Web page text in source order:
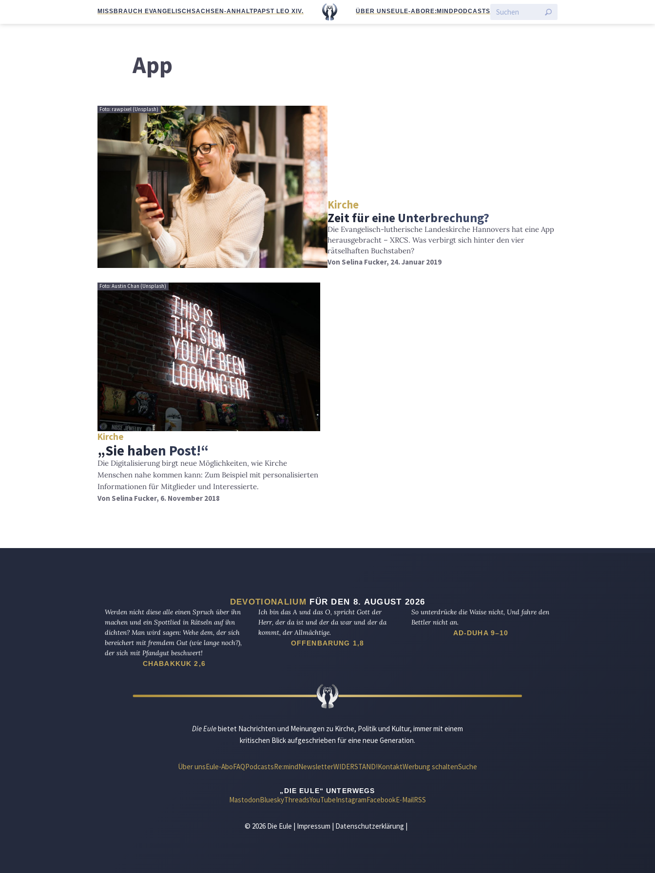
MISSBRAUCH EVANGELISCHSACHSEN-ANHALTPAPST LEO XIV. ÜBER UNS EULE-ABO RE:MIND PODCASTS
App
Foto: rawpixel (Unsplash)
Kirche
Zeit für eine Unterbrechung?
Die Evangelisch-lutherische Landeskirche Hannovers hat eine App
herausgebracht – XRCS. Was verbirgt sich hinter den vier
rätselhaften Buchstaben?
Von Selina Fucker, 24. Januar 2019
Foto: Austin Chan (Unsplash)
Kirche
„Sie haben Post!“
Die Digitalisierung birgt neue Möglichkeiten, wie Kirche
Menschen nahe kommen kann: Zum Beispiel mit personalisierten
Informationen für Mitglieder und Interessierte.
Von Selina Fucker, 6. November 2018
DEVOTIONALIUM FÜR DEN 8. AUGUST 2026
Werden nicht diese alle einen Spruch über ihn
machen und ein Spottlied in Rätseln auf ihn
dichten? Man wird sagen: Wehe dem, der sich
bereichert mit fremdem Gut (wie lange noch?),
der sich mit Pfandgut beschwert!
CHABAKKUK 2,6
Ich bin das A und das O, spricht Gott der
Herr, der da ist und der da war und der da
kommt, der Allmächtige.
OFFENBARUNG 1,8
So unterdrücke die Waise nicht, Und fahre den
Bettler nicht an.
AD-DUHA 9–10
Die Eulebietet Nachrichten und Meinungen zu Kirche, Politik und Kultur, immer mit einem
kritischen Blick aufgeschrieben für eine neue Generation.
Über unsEule-AboFAQPodcastsRe:mindNewsletterWIDERSTAND!KontaktWerbung schaltenSuche
„DIE EULE“ UNTERWEGS
MastodonBlueskyThreadsYouTubeInstagramFacebookE-MailRSS
© 2026 Die Eule | Impressum | Datenschutzerklärung |